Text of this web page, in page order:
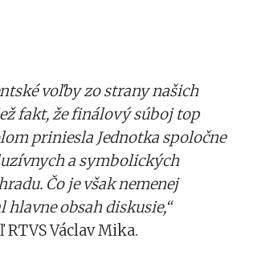
voľby zo strany našich
fakt, že finálový súboj top
priniesla Jednotka spoločne
a symbolických
Čo je však nemenej
obsah diskusie,“
Václav Mika.